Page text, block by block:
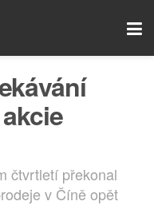
čtvrtletí překonal
v Číně opět